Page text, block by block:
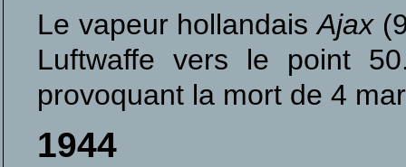
Le vapeur hollandaisAjax
Luftwaffe vers le point
provoquant la mort de 4
1944